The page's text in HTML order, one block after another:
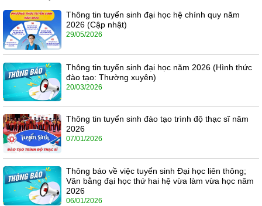
Thông tin tuyển sinh đại học hệ chính quy năm
2026 (Cập nhật)
29/05/2026
Thông tin tuyển sinh đại học năm 2026 (Hình thức
đào tạo: Thường xuyên)
20/03/2026
Thông tin tuyển sinh đào tạo trình độ thạc sĩ năm
2026
07/01/2026
Thông báo về việc tuyển sinh Đại học liên thông;
Văn bằng đại học thứ hai hệ vừa làm vừa học năm
2026
06/01/2026